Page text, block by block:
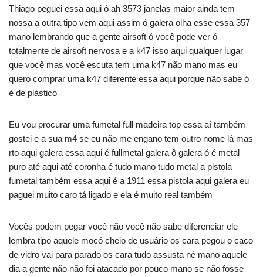
Thiago peguei essa aqui ó ah 3573 janelas maior ainda tem
nossa a outra tipo vem aqui assim ó galera olha esse essa 357
mano lembrando que a gente airsoft ó você pode ver ó
totalmente de airsoft nervosa e a k47 isso aqui qualquer lugar
que você mas você escuta tem uma k47 não mano mas eu
quero comprar uma k47 diferente essa aqui porque não sabe ó
é de plástico
Eu vou procurar uma fumetal full madeira top essa aí também
gostei e a sua m4 se eu não me engano tem outro nome lá mas
rto aqui galera essa aqui é fullmetal galera ô galera ó é metal
puro até aqui até coronha é tudo mano tudo metal a pistola
fumetal também essa aqui é a 1911 essa pistola aqui galera eu
paguei muito caro tá ligado e ela é muito real também
Vocês podem pegar você não você não sabe diferenciar ele
lembra tipo aquele mocó cheio de usuário os cara pegou o caco
de vidro vai para parado os cara tudo assusta né mano aquele
dia a gente não não foi atacado por pouco mano se não fosse